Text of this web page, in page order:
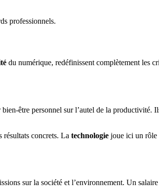
professionnels.
du numérique, redéfinissent complètement les
être personnel sur l’autel de la productivité.
résultats concrets. La technologie joue ici un rôle
sur la société et l’environnement. Un